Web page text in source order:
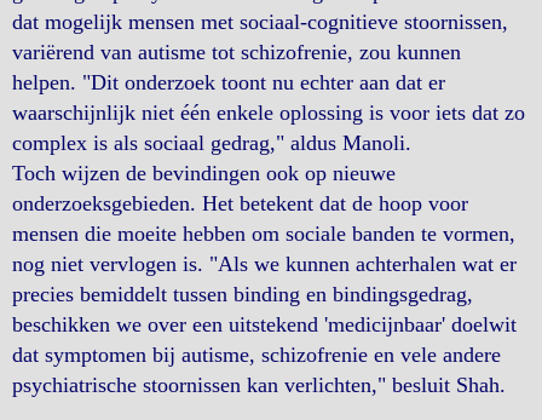
dat mogelijk mensen met sociaal-cognitieve stoornissen,
variërend van autisme tot schizofrenie, zou kunnen
helpen. "Dit onderzoek toont nu echter aan dat er
waarschijnlijk niet één enkele oplossing is voor iets dat zo
complex is als sociaal gedrag," aldus Manoli.
Toch wijzen de bevindingen ook op nieuwe
onderzoeksgebieden. Het betekent dat de hoop voor
mensen die moeite hebben om sociale banden te vormen,
nog niet vervlogen is. "Als we kunnen achterhalen wat er
precies bemiddelt tussen binding en bindingsgedrag,
beschikken we over een uitstekend 'medicijnbaar' doelwit
dat symptomen bij autisme, schizofrenie en vele andere
psychiatrische stoornissen kan verlichten," besluit Shah.